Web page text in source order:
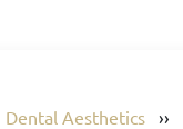
Dental Aesthetics ››